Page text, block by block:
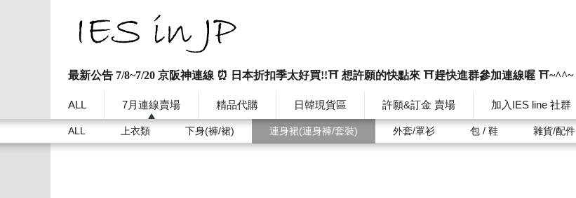
ALL 7月連線賣場 精品代購 日韓現貨區 許願&訂金 賣場 加入IES line 社群
最新公告 7/8~7/20 京阪神連線 ⏰ 日本折扣季太好買!!⛩️ 想許願的快點來 ⛩️趕快進群參加連線喔 ⛩️~^^~
ALL 上衣類 下身(褲/裙) 連身裙(連身褲/套裝) 外套/罩衫 包 / 鞋 雜貨/配件